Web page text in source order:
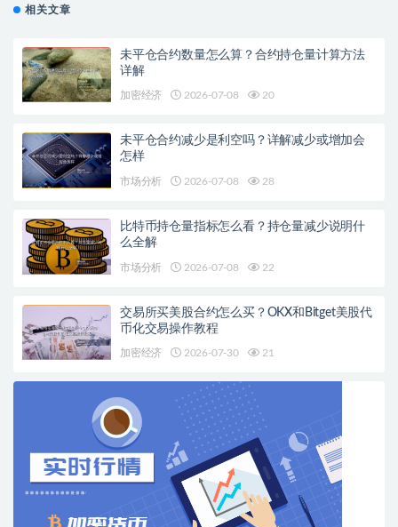
相关文章
未平仓合约数量怎么算？合约持仓量计算方法
详解
加密经济 2026-07-08 20
未平仓合约减少是利空吗？详解减少或增加会
怎样
市场分析 2026-07-08 28
比特币持仓量指标怎么看？持仓量减少说明什
么全解
市场分析 2026-07-08 22
交易所买美股合约怎么买？OKX和Bitget美股代
币化交易操作教程
加密经济 2026-07-30 21